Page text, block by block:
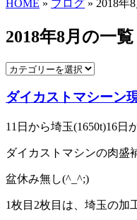
HOME » ブログ » 2018年8
2018年8月の一覧
ダイカストマシーン
11日から埼玉(1650t)16日
ダイカストマシンの肉盛
盆休み無し(^_^;)
1枚目2枚目は、埼玉の加